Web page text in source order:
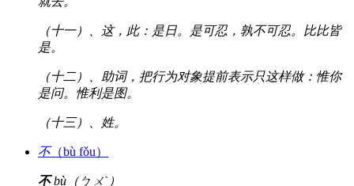
（十一）、这，此：是日。是可忍，孰不可忍。比比皆
是。
（十二）、助词，把行为对象提前表示只这样做：惟你
是问。惟利是图。
（十三）、姓。
不（bù fǒu）
不bù（ㄅㄨˋ）